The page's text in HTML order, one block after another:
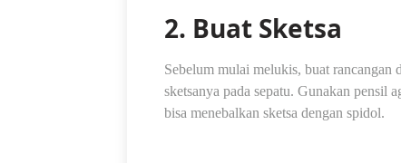
2. Buat Sketsa
Sebelum mulai melukis, buat rancangan
sketsanya pada sepatu. Gunakan pensil
bisa menebalkan sketsa dengan spidol.